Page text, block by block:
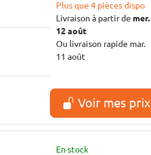
Plus que 4 pièces dispo
Livraison à partir de mer.
12 août
Ou livraison rapide mar.
11 août
Voir mes prix
En stock